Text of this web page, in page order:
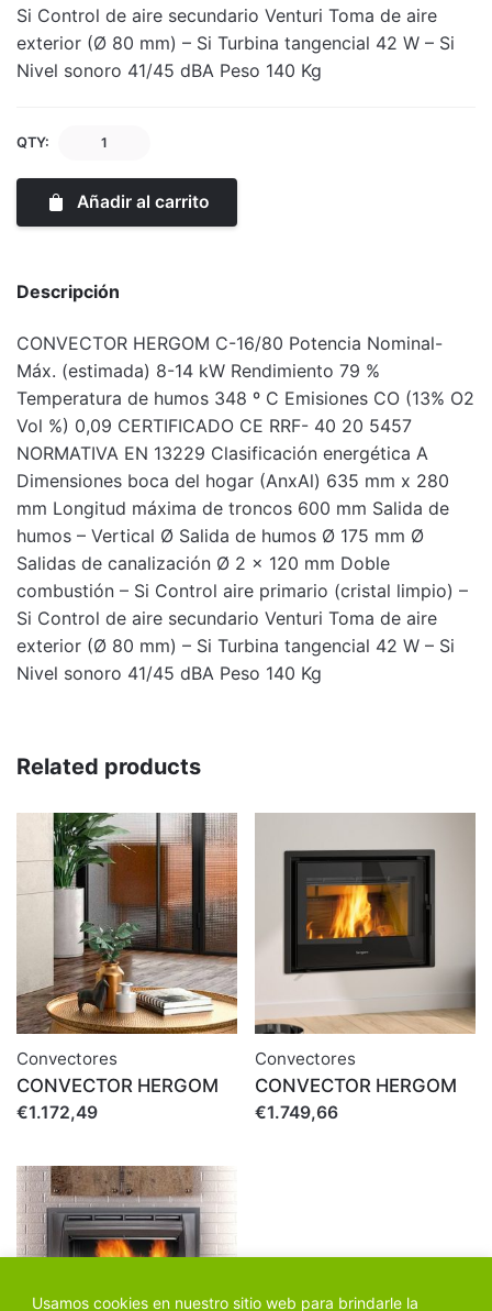
Usamos cookies en nuestro sitio web para brindarle la
Si Control de aire secundario Venturi Toma de aire
exterior (Ø 80 mm) – Si Turbina tangencial 42 W – Si
Nivel sonoro 41/45 dBA Peso 140 Kg
QTY:
Añadir al carrito
Descripción
CONVECTOR HERGOM C-16/80 Potencia Nominal-
Máx. (estimada) 8-14 kW Rendimiento 79 %
Temperatura de humos 348 º C Emisiones CO (13% O2
Vol %) 0,09 CERTIFICADO CE RRF- 40 20 5457
NORMATIVA EN 13229 Clasificación energética A
Dimensiones boca del hogar (AnxAl) 635 mm x 280
mm Longitud máxima de troncos 600 mm Salida de
humos – Vertical Ø Salida de humos Ø 175 mm Ø
Salidas de canalización Ø 2 x 120 mm Doble
combustión – Si Control aire primario (cristal limpio) –
Si Control de aire secundario Venturi Toma de aire
exterior (Ø 80 mm) – Si Turbina tangencial 42 W – Si
Nivel sonoro 41/45 dBA Peso 140 Kg
Related products
Convectores
CONVECTOR HERGOM
€1.172,49
Convectores
CONVECTOR HERGOM
€1.749,66